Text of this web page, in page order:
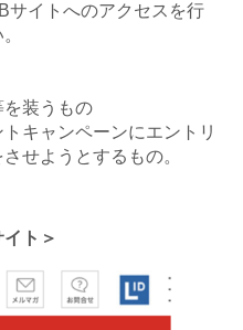
サイトへのアクセスを行
を装うもの
キャンペーンにエントリ
せようとするもの。
イト＞